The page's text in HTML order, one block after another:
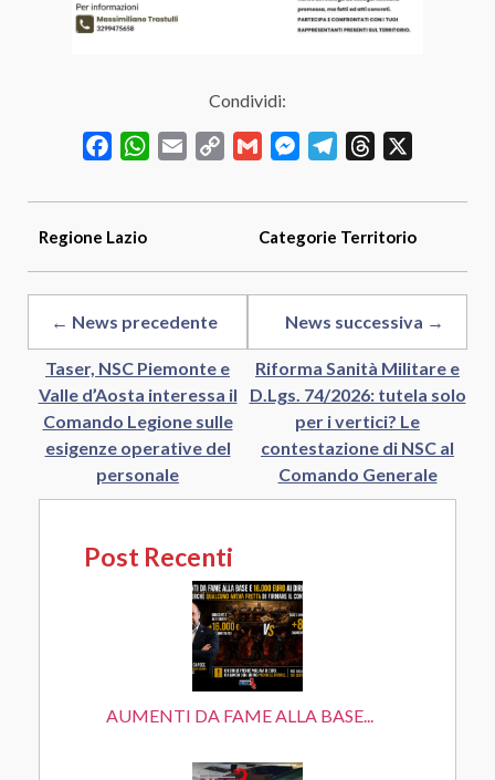
Condividi:
FacebookWhatsApp
Email
Copy
Gmail MessengerTelegramThreads
Regione Lazio Categorie Territorio
← News precedente
Taser, NSC Piemonte e
Valle d’Aosta interessa il
Comando Legione sulle
esigenze operative del
personale
News successiva →
Riforma Sanità Militare e
D.Lgs. 74/2026: tutela solo
per i vertici? Le
contestazione di NSC al
Comando Generale
Post Recenti
AUMENTI DA FAME ALLA BASE...